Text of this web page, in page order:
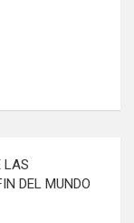
LAS
DEL MUNDO